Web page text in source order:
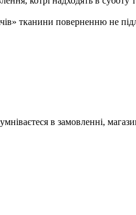
тканини поверненню не
в замовленні,